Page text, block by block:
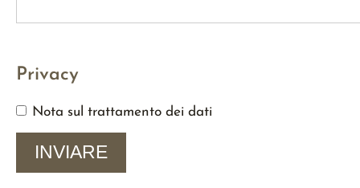
Privacy
Nota sul trattamento dei dati